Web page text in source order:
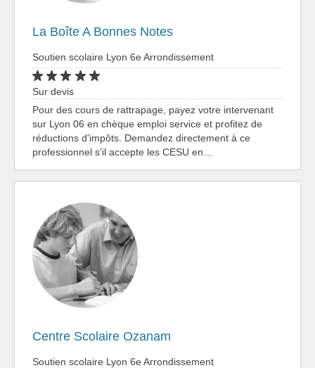
La Boîte A Bonnes Notes
Soutien scolaire Lyon 6e Arrondissement
Sur devis
Pour des cours de rattrapage, payez votre intervenant
sur Lyon 06 en chèque emploi service et profitez de
réductions d'impôts. Demandez directement à ce
professionnel s'il accepte les CESU en…
Centre Scolaire Ozanam
Soutien scolaire Lyon 6e Arrondissement